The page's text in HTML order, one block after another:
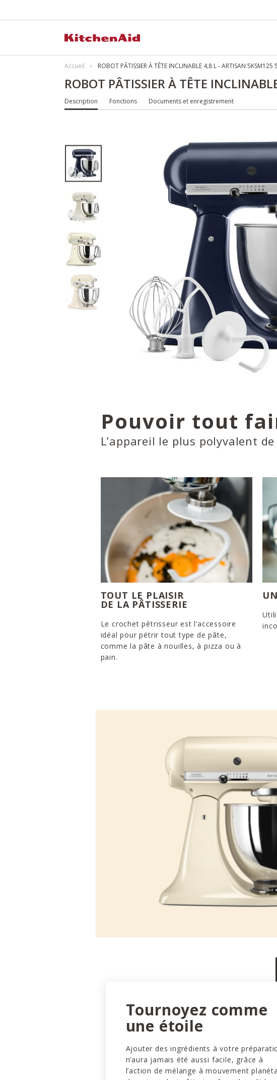
Accueil ROBOT PÂTISSIER À TÊTE INCLINABLE 4,8 L - ARTISAN 5KSM125
ROBOT PÂTISSIER À TÊTE
Description Fonctions Documents et enregistrement
Pouvoir tout
L’appareil le plus polyvalent
TOUT LE PLAISIR
DE LA PÂTISSERIE
Le crochet pétrisseur est l’accessoire
idéal pour pétrir tout type de pâte,
comme la pâte à nouilles, à pizza ou à
pain.
Tournoyez comme
une étoile
Ajouter des ingrédients à votre
n’aura jamais été aussi facile, grâce à
l’action de mélange à mouvement